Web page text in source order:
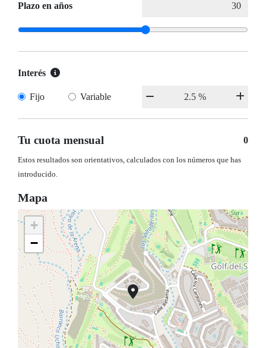
Plazo en años
Interés
Fijo Variable
Tu cuota mensual 0
Estos resultados son orientativos, calculados con los números que has
introducido.
Mapa
+
−